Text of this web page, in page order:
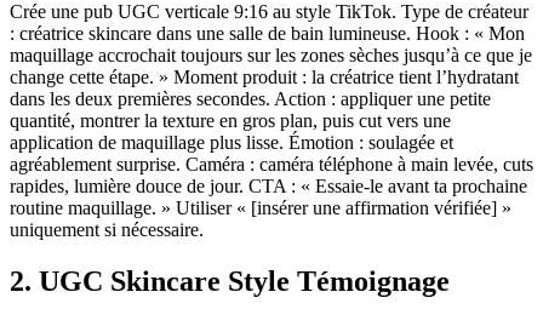
Crée une pub UGC verticale 9:16 au style TikTok. Type de créateur
: créatrice skincare dans une salle de bain lumineuse. Hook : « Mon
maquillage accrochait toujours sur les zones sèches jusqu’à ce que je
change cette étape. » Moment produit : la créatrice tient l’hydratant
dans les deux premières secondes. Action : appliquer une petite
quantité, montrer la texture en gros plan, puis cut vers une
application de maquillage plus lisse. Émotion : soulagée et
agréablement surprise. Caméra : caméra téléphone à main levée, cuts
rapides, lumière douce de jour. CTA : « Essaie-le avant ta prochaine
routine maquillage. » Utiliser « [insérer une affirmation vérifiée] »
uniquement si nécessaire.
2. UGC Skincare Style Témoignage